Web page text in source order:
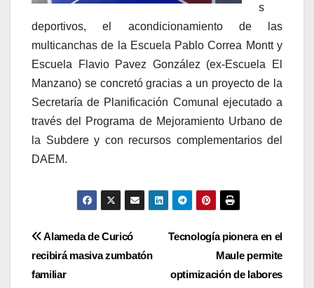
s
deportivos, el acondicionamiento de las
multicanchas de la Escuela Pablo Correa Montt y
Escuela Flavio Pavez González (ex-Escuela El
Manzano) se concretó gracias a un proyecto de la
Secretaría de Planificación Comunal ejecutado a
través del Programa de Mejoramiento Urbano de
la Subdere y con recursos complementarios del
DAEM.
Navegación
de
Tecnología pionera en el
Maule permite
optimización de labores
Alameda de Curicó
recibirá masiva zumbatón
familiar